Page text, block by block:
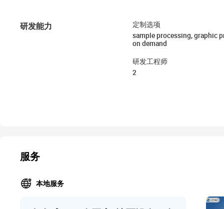
研发能力
定制选项
sample processing, graphic
on demand
研发工程师
2
服务
本地服务